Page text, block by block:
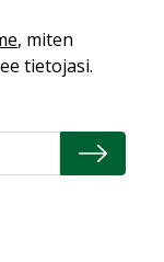
on
, miten
tietojasi.